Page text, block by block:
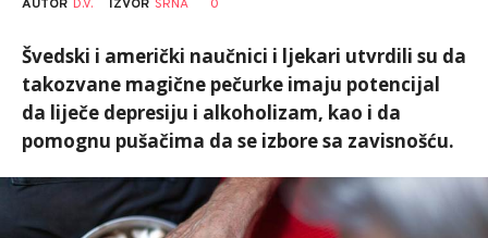
AUTOR D.V. IZVOR SRNA 0
Švedski i američki naučnici i ljekari utvrdili su da
takozvane magične pečurke imaju potencijal
da liječe depresiju i alkoholizam, kao i da
pomognu pušačima da se izbore sa zavisnošću.